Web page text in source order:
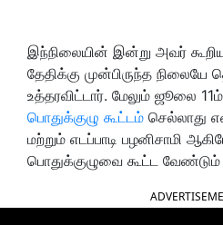
இந்நிலையின் இன்று அவர்
தேதிக்கு முன்பிருந்த
உத்தரவிட்டார். மேலும் ஜூலை
பொதுக்குழு கூட்டம் செல்லாது
மற்றும் எடப்பாடி பழனிசாமி
பொதுக்குழுவை கூட்ட வேண்டும்